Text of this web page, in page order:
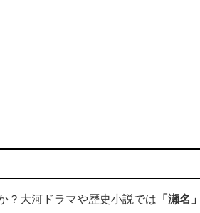
？大河ドラマや歴史小説では 「瀬名」